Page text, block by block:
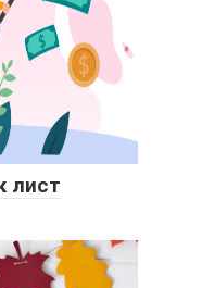
лист